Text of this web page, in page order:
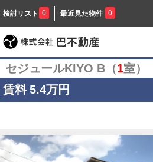
検討リスト 0 最近見た物件 0
セジュールKIYO B（1室）
賃料 5.4万円